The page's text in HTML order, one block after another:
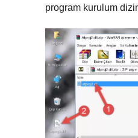
program kurulum